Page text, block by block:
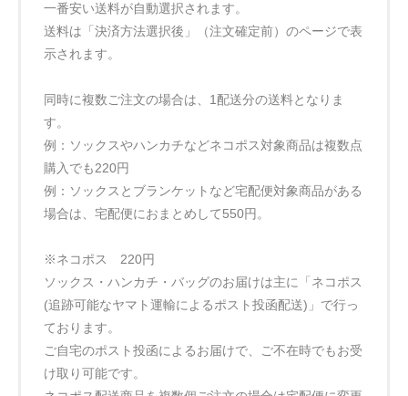
一番安い送料が自動選択されます。
送料は「決済方法選択後」（注文確定前）のページで表
示されます。
同時に複数ご注文の場合は、1配送分の送料となりま
す。
例：ソックスやハンカチなどネコポス対象商品は複数点
購入でも220円
例：ソックスとブランケットなど宅配便対象商品がある
場合は、宅配便におまとめして550円。
※ネコポス 220円
ソックス・ハンカチ・バッグのお届けは主に「ネコポス
(追跡可能なヤマト運輸によるポスト投函配送)」で行っ
ております。
ご自宅のポスト投函によるお届けで、ご不在時でもお受
け取り可能です。